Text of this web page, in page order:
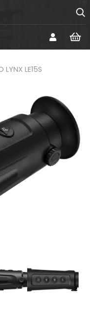
LYNX LE15S